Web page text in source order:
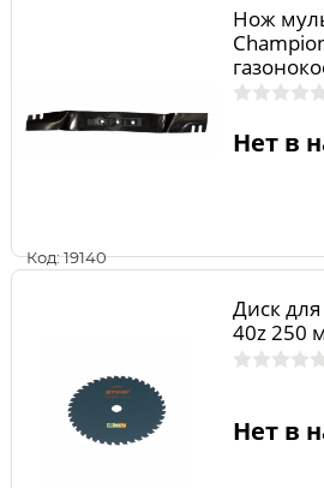
Код: 19140
Нож
558B-
Нет в
Диск
40z 250
Нет в